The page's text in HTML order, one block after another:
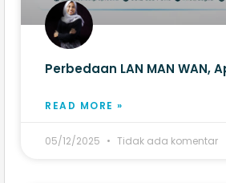
Perbedaan LAN MAN WAN,
READ MORE »
05/12/2025 Tidak ada komentar